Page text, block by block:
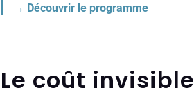
→ Découvrir le programme
Le coût invisible